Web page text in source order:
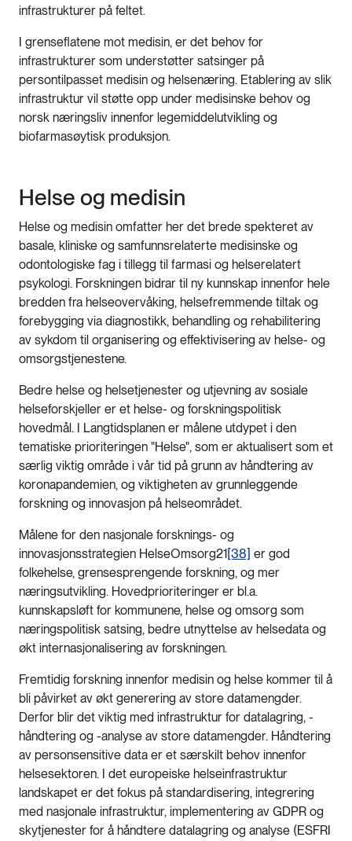
infrastrukturer på feltet.
I grenseflatene mot medisin, er det behov for
infrastrukturer som understøtter satsinger på
persontilpasset medisin og helsenæring. Etablering av slik
infrastruktur vil støtte opp under medisinske behov og
norsk næringsliv innenfor legemiddelutvikling og
biofarmasøytisk produksjon.
Helse og medisin
Helse og medisin omfatter her det brede spekteret av
basale, kliniske og samfunnsrelaterte medisinske og
odontologiske fag i tillegg til farmasi og helserelatert
psykologi. Forskningen bidrar til ny kunnskap innenfor hele
bredden fra helseovervåking, helsefremmende tiltak og
forebygging via diagnostikk, behandling og rehabilitering
av sykdom til organisering og effektivisering av helse- og
omsorgstjenestene.
Bedre helse og helsetjenester og utjevning av sosiale
helseforskjeller er et helse- og forskningspolitisk
hovedmål. I Langtidsplanen er målene utdypet i den
tematiske prioriteringen "Helse", som er aktualisert som et
særlig viktig område i vår tid på grunn av håndtering av
koronapandemien, og viktigheten av grunnleggende
forskning og innovasjon på helseområdet.
Målene for den nasjonale forsknings- og
innovasjonsstrategien HelseOmsorg21[38] er god
folkehelse, grensesprengende forskning, og mer
næringsutvikling. Hovedprioriteringer er bl.a.
kunnskapsløft for kommunene, helse og omsorg som
næringspolitisk satsing, bedre utnyttelse av helsedata og
økt internasjonalisering av forskningen.
Fremtidig forskning innenfor medisin og helse kommer til å
bli påvirket av økt generering av store datamengder.
Derfor blir det viktig med infrastruktur for datalagring, -
håndtering og -analyse av store datamengder. Håndtering
av personsensitive data er et særskilt behov innenfor
helsesektoren. I det europeiske helseinfrastruktur
landskapet er det fokus på standardisering, integrering
med nasjonale infrastruktur, implementering av GDPR og
skytjenester for å håndtere datalagring og analyse (ESFRI